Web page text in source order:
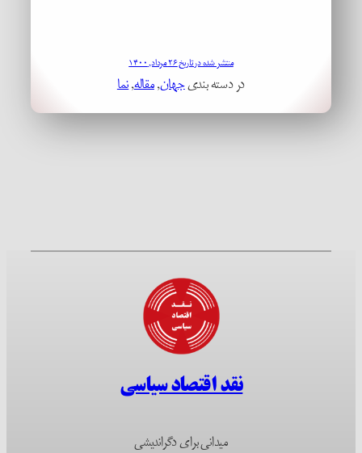
منتشر شده در تاریخ ۲۶ مرداد, ۱۴۰۰
در دسته بندیجهان, مقاله, نما
نقد اقتصاد سیاسی
میدانی برای دگراندیشی